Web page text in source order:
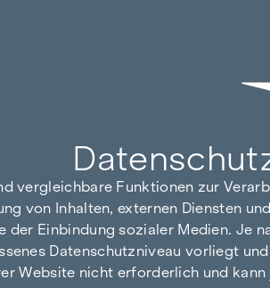
vergleichbare Funktionen zur
von Inhalten, externen Diensten
der Einbindung sozialer Medien. Je
Datenschutzniveau vorliegt
Website nicht erforderlich und